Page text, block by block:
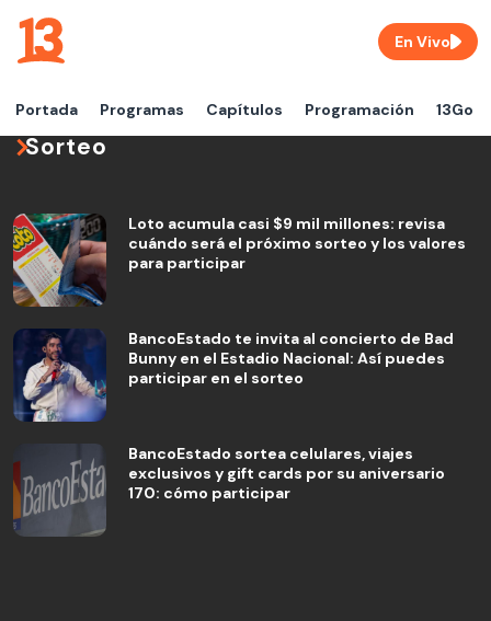
Portada Programas Capítulos Programación 13Go
En Vivo
Sorteo
Loto acumula casi $9 mil millones: revisa
cuándo será el próximo sorteo y los valores
para participar
BancoEstado te invita al concierto de Bad
Bunny en el Estadio Nacional: Así puedes
participar en el sorteo
BancoEstado sortea celulares, viajes
exclusivos y gift cards por su aniversario
170: cómo participar